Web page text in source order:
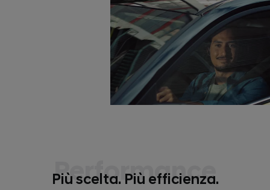
Performance
Più scelta. Più efficienza.